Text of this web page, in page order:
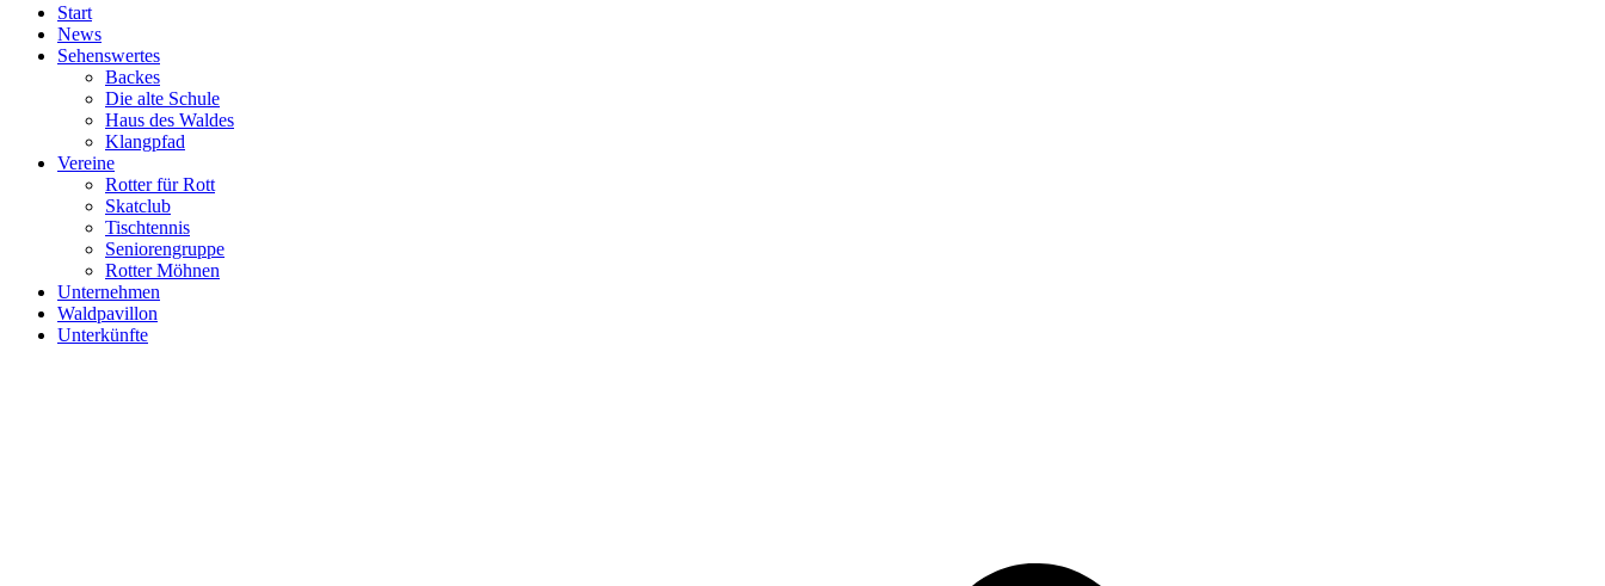
Start
News
Sehenswertes
Backes
Die alte Schule
Haus des Waldes
Klangpfad
Vereine
Rotter für Rott
Skatclub
Tischtennis
Seniorengruppe
Rotter Möhnen
Unternehmen
Waldpavillon
Unterkünfte